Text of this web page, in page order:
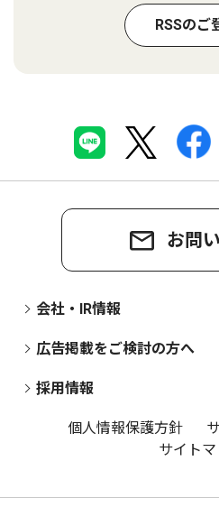
RSSのご
お問
会社・IR情報
広告掲載をご検討の方へ
採用情報
個人情報保護方針
サイト